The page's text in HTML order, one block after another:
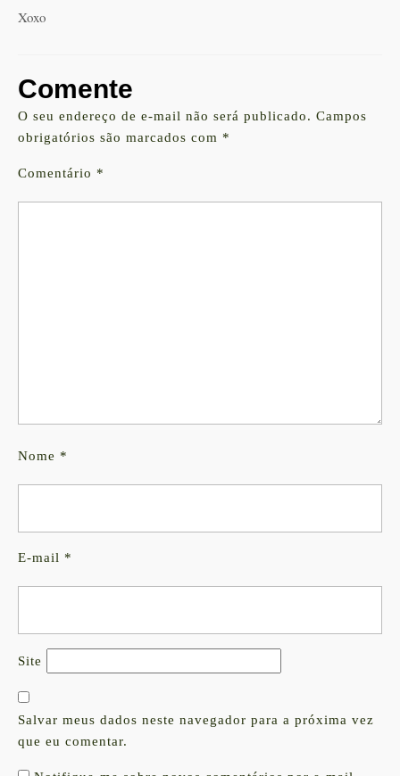
Xoxo
Comente
O seu endereço de e-mail não será publicado. Campos
obrigatórios são marcados com *
Comentário *
Nome *
E-mail *
Site
Salvar meus dados neste navegador para a próxima vez
que eu comentar.